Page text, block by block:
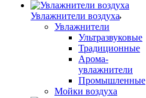
Увлажнители воздуха
Увлажнители
Ультразвуковые
Традиционные
Арома-
увлажнители
Промышленные
Мойки воздуха